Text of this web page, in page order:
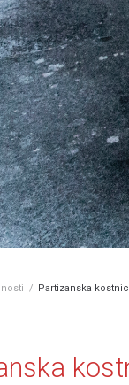
/ Partizanska